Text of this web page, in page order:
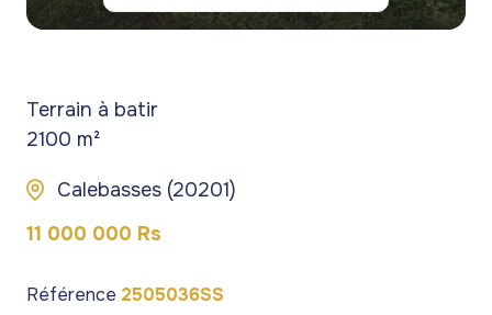
Terrain à batir
2100 m²
Calebasses (20201)
11 000 000 Rs
Référence 2505036SS